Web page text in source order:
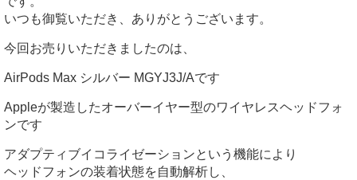
いつも御覧いただき、ありがとうございます。
今回お売りいただきましたのは、
AirPods Max シルバー MGYJ3J/Aです
Appleが製造したオーバーイヤー型のワイヤレスヘッドフォ
ンです
アダプティブイコライゼーションという機能により
ヘッドフォンの装着状態を自動解析し、